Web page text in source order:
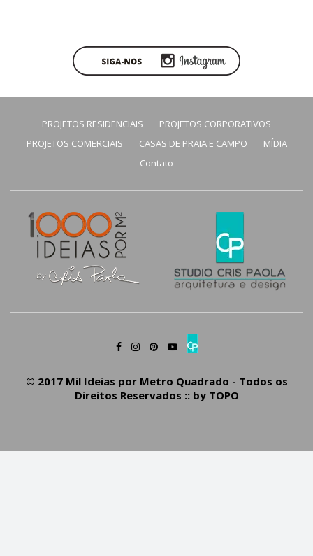
PROJETOS RESIDENCIAIS
PROJETOS CORPORATIVOS
PROJETOS COMERCIAIS
CASAS DE PRAIA E CAMPO
MÍDIA
Contato
© 2017 Mil Ideias por Metro Quadrado - Todos os
Direitos Reservados :: by TOPO